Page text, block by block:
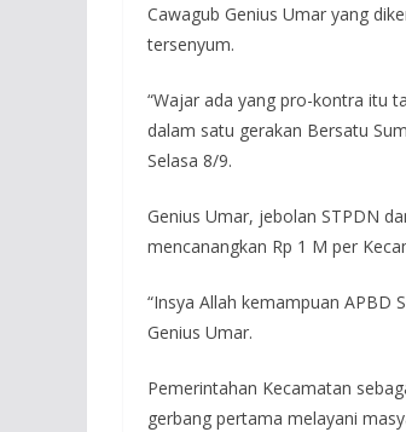
Cawagub Genius Umar yang
tersenyum.
“Wajar ada yang pro-kontra itu
dalam satu gerakan Bersatu
Selasa 8/9.
Genius Umar, jebolan STPDN
mencanangkan Rp 1 M per
“Insya Allah kemampuan APBD
Genius Umar.
Pemerintahan Kecamatan
gerbang pertama melayani